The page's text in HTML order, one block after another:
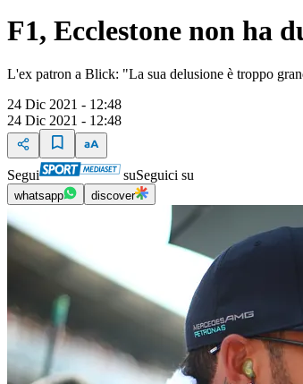
F1, Ecclestone non ha
L'ex patron a Blick: "La sua delusione è troppo
24 Dic 2021 - 12:48
24 Dic 2021 - 12:48
Segui suSeguici su
whatsapp discover